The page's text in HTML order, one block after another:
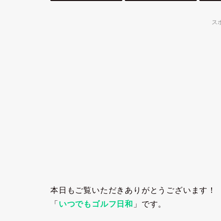
ス
本日もご覧いただきありがとうございます！
「 いつでもゴルフ日和 」です。